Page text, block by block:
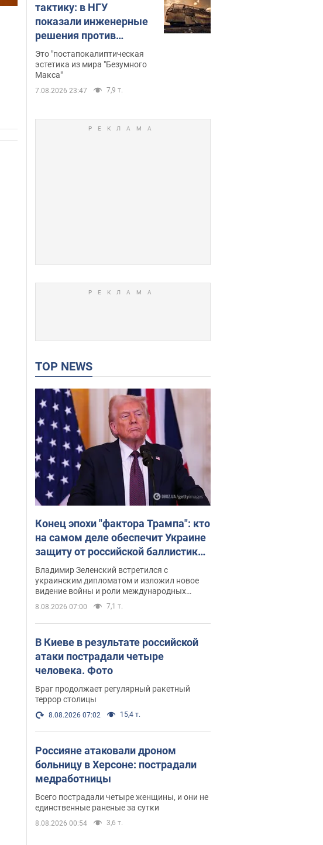
тактику: в НГУ
показали инженерные
решения против
российских FPV-
дронов. Фото
Это "постапокалиптическая
эстетика из мира "Безумного
Макса"
7.08.2026 23:47 7,9 т.
TOP NEWS
Конец эпохи "фактора Трампа": кто
на самом деле обеспечит Украине
защиту от российской баллистики.
Интервью с Безсмертным
Владимир Зеленский встретился с
украинским дипломатом и изложил новое
видение войны и роли международных
партнеров в борьбе с Россией
8.08.2026 07:00 7,1 т.
В Киеве в результате российской
атаки пострадали четыре
человека. Фото
Враг продолжает регулярный ракетный
террор столицы
8.08.2026 07:02 15,4 т.
Россияне атаковали дроном
больницу в Херсоне: пострадали
медработницы
Всего пострадали четыре женщины, и они не
единственные раненые за сутки
8.08.2026 00:54 3,6 т.